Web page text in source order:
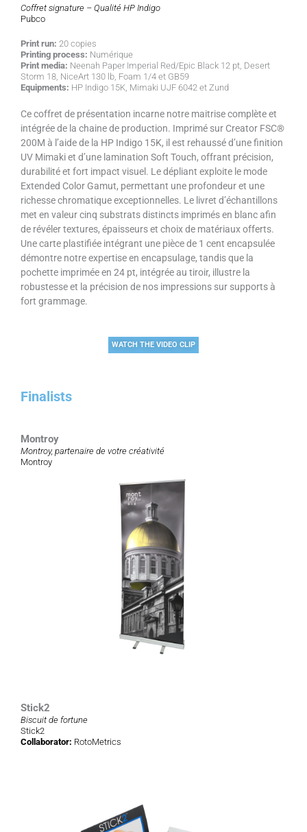
Coffret signature – Qualité HP Indigo
Pubco
Print run: 20 copies
Printing process: Numérique
Print media: Neenah Paper Imperial Red/Epic Black 12 pt, Desert
Storm 18, NiceArt 130 lb, Foam 1/4 et GB59
Equipments: HP Indigo 15K, Mimaki UJF 6042 et Zund
Ce coffret de présentation incarne notre maitrise complète et
intégrée de la chaine de production. Imprimé sur Creator FSC®
200M à l’aide de la HP Indigo 15K, il est rehaussé d’une finition
UV Mimaki et d’une lamination Soft Touch, offrant précision,
durabilité et fort impact visuel. Le dépliant exploite le mode
Extended Color Gamut, permettant une profondeur et une
richesse chromatique exceptionnelles. Le livret d’échantillons
met en valeur cinq substrats distincts imprimés en blanc afin
de révéler textures, épaisseurs et choix de matériaux offerts.
Une carte plastifiée intégrant une pièce de 1 cent encapsulée
démontre notre expertise en encapsulage, tandis que la
pochette imprimée en 24 pt, intégrée au tiroir, illustre la
robustesse et la précision de nos impressions sur supports à
fort grammage.
WATCH THE VIDEO CLIP
Finalists
Montroy
Montroy, partenaire de votre créativité
Montroy
Stick2
Biscuit de fortune
Stick2
Collaborator: RotoMetrics